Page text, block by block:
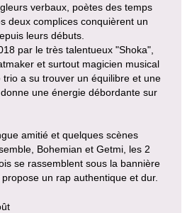
verbaux, poètes des temps
deux complices conquièrent un
leurs débuts.
par le très talentueux "Shoka",
et surtout magicien musical
trio a su trouver un équilibre et une
une énergie débordante sur
amitié et quelques scènes
Bohemian et Getmi, les 2
se rassemblent sous la bannière
un rap authentique et dur.